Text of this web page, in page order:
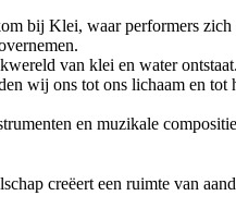
bij Klei, waar performers
van klei en water
wij ons tot ons lichaam en tot
en muzikale
creëert een ruimte van